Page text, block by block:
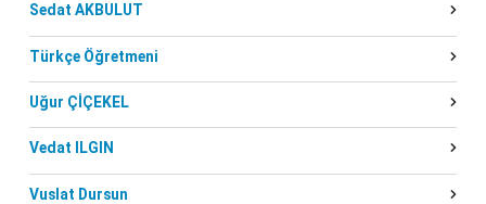
Sedat AKBULUT
Türkçe Öğretmeni
Uğur ÇİÇEKEL
Vedat ILGIN
Vuslat Dursun